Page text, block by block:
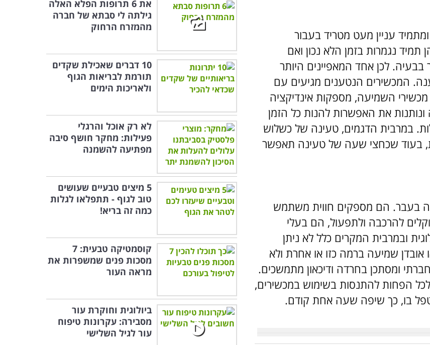
עניין מעט מטריד בעבור
נגמרות בזמן הלא נכון ואם
לכן אחד המאפיינים היותר
המכשירים הנטענים מגיעים עם
השמיעה, מספקות אינדיקציה
את האפשרות להנות כל הזמן
במרבית הדגמים, טעינה של כשלוש
שימוש ארוך למדי של כ-24 שעות, בעוד שכחצי שעה של טעינה תאפשר
בעבר. הם מספקים חווית משתמש
להרכבה ולתפעול, הם בעלי
ובמרבית המקרים כלל לא ניתן
אובדן שמיעה ברמה כזו או אחרת ולא
ומסתכן בחרדה ודיכאון מתמשכים.
הפחות להתנסות בשימוש במכשירים,
בו, כך שיפה שעה אחת קודם.
את 6 תרופות הפלא האלה
גילתה לי סבתא של חברה
מהמזרח הרחוק
10 דברים שאכילת שקדים
תורמת לבריאות הגוף
ולאריכות הימים
לא רק אוכל והרגלי
פעילות: מחקר חושף סיבה
מפתיעה להשמנה
5 מיצים טבעיים שעושים
טוב לגוף - תתפלאו לגלות
כמה זה בריא!
קוסמטיקה טבעית: 7
מסכות פנים שמשפרות את
מראה העור
ביולוגית וחוקרת עור
מסבירה: עקרונות טיפוח
עור לגיל השלישי